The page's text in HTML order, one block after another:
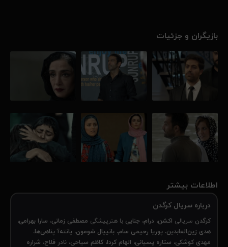
مافیای بزرگ و پر قدرت طراحی شده‌است و ماجراهای غیر قابل پیش بینی
را رقم می‌زنند و...
۸۳٪
بازیگران و جزئیات
اطلاعات بیشتر
درباره سریال کرگدن
کرگدن سریالی اکشن، درام، جنایی با هنرپیشگی مصطفی زمانی، سارا بهرامی،
هدی زین‌العابدین، پوریا رحیمی سام، بانیپال شومون، پانته‌آ پناهی‌ها،
مهدی کوشکی، ستاره پسیانی، الهام کردا، کاظم سیاحی، نادر فلاح، شراره